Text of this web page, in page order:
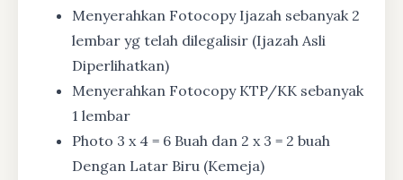
Menyerahkan Fotocopy Ijazah sebanyak 2
lembar yg telah dilegalisir (Ijazah Asli
Diperlihatkan)
Menyerahkan Fotocopy KTP/KK sebanyak
1 lembar
Photo 3 x 4 = 6 Buah dan 2 x 3 = 2 buah
Dengan Latar Biru (Kemeja)